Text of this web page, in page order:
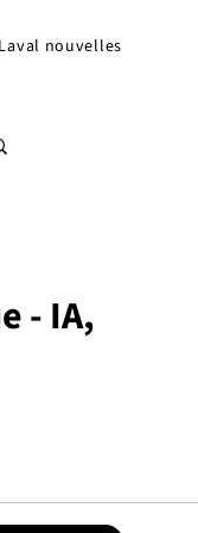
nouvelles
- IA,